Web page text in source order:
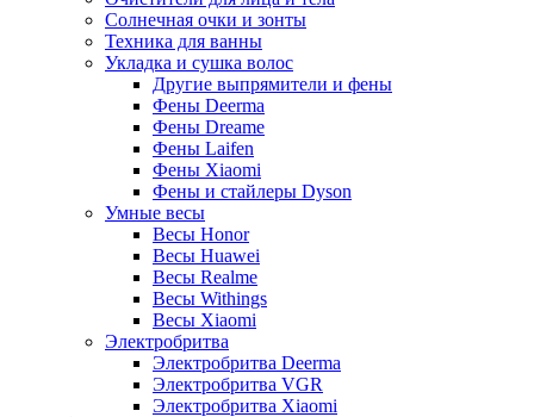
Солнечная очки и зонты
Техника для ванны
Укладка и сушка волос
Другие выпрямители и фены
Фены Deerma
Фены Dreame
Фены Laifen
Фены Xiaomi
Фены и стайлеры Dyson
Умные весы
Весы Honor
Весы Huawei
Весы Realme
Весы Withings
Весы Xiaomi
Электробритва
Электробритва Deerma
Электробритва VGR
Электробритва Xiaomi